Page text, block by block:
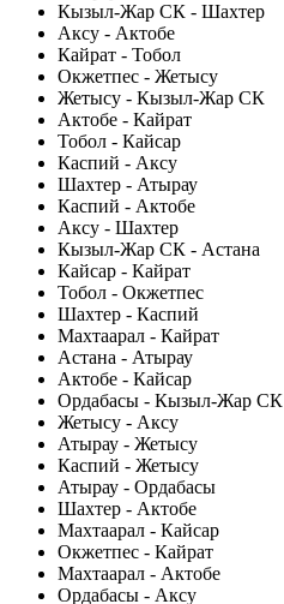
Кызыл-Жар СК - Шахтер
Аксу - Актобе
Кайрат - Тобол
Окжетпес - Жетысу
Жетысу - Кызыл-Жар СК
Актобе - Кайрат
Тобол - Кайсар
Каспий - Аксу
Шахтер - Атырау
Каспий - Актобе
Аксу - Шахтер
Кызыл-Жар СК - Астана
Кайсар - Кайрат
Тобол - Окжетпес
Шахтер - Каспий
Махтаарал - Кайрат
Астана - Атырау
Актобе - Кайсар
Ордабасы - Кызыл-Жар СК
Жетысу - Аксу
Атырау - Жетысу
Каспий - Жетысу
Атырау - Ордабасы
Шахтер - Актобе
Махтаарал - Кайсар
Окжетпес - Кайрат
Махтаарал - Актобе
Ордабасы - Аксу